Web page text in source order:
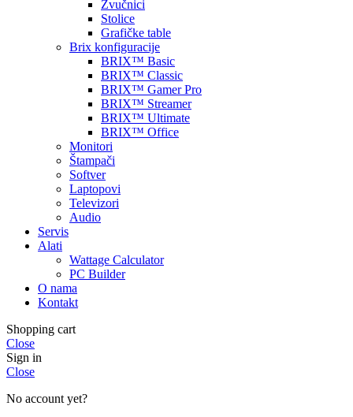
Zvučnici
Stolice
Grafičke table
Brix konfiguracije
BRIX™ Basic
BRIX™ Classic
BRIX™ Gamer Pro
BRIX™ Streamer
BRIX™ Ultimate
BRIX™ Office
Monitori
Štampači
Softver
Laptopovi
Televizori
Audio
Servis
Alati
Wattage Calculator
PC Builder
O nama
Kontakt
Shopping cart
Close
Sign in
Close
No account yet?